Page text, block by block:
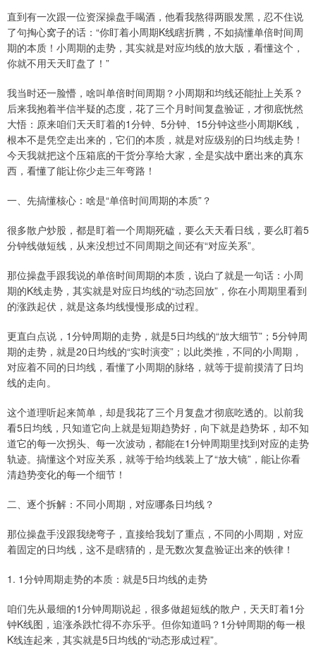
直到有一次跟一位资深操盘手喝酒，他看我熬得两眼发黑，忍不住说
了句掏心窝子的话：“你盯着小周期K线瞎折腾，不如搞懂单倍时间周
期的本质！小周期的走势，其实就是对应均线的放大版，看懂这个，
你就不用天天盯盘了！”
我当时还一脸懵，啥叫单倍时间周期？小周期和均线还能扯上关系？
后来我抱着半信半疑的态度，花了三个月时间复盘验证，才彻底恍然
大悟：原来咱们天天盯着的1分钟、5分钟、15分钟这些小周期K线，
根本不是凭空走出来的，它们的本质，就是对应级别的日均线走势！
今天我就把这个压箱底的干货分享给大家，全是实战中磨出来的真东
西，看懂了能让你少走三年弯路！
一、先搞懂核心：啥是“单倍时间周期的本质”？
很多散户炒股，都是盯着一个周期死磕，要么天天看日线，要么盯着5
分钟线做短线，从来没想过不同周期之间还有“对应关系”。
那位操盘手跟我说的单倍时间周期的本质，说白了就是一句话：小周
期的K线走势，其实就是对应日均线的“动态回放”，你在小周期里看到
的涨跌起伏，就是这条均线慢慢形成的过程。
更直白点说，1分钟周期的走势，就是5日均线的“放大细节”；5分钟周
期的走势，就是20日均线的“实时演变”；以此类推，不同的小周期，
对应着不同的日均线，看懂了小周期的脉络，就等于提前摸清了日均
线的走向。
这个道理听起来简单，却是我花了三个月复盘才彻底吃透的。以前我
看5日均线，只知道它向上就是短期趋势好，向下就是趋势坏，却不知
道它的每一次拐头、每一次波动，都能在1分钟周期里找到对应的走势
轨迹。搞懂这个对应关系，就等于给均线装上了“放大镜”，能让你看
清趋势变化的每一个细节！
二、逐个拆解：不同小周期，对应哪条日均线？
那位操盘手没跟我绕弯子，直接给我划了重点，不同的小周期，对应
着固定的日均线，这不是瞎猜的，是无数次复盘验证出来的铁律！
1. 1分钟周期走势的本质：就是5日均线的走势
咱们先从最细的1分钟周期说起，很多做超短线的散户，天天盯着1分
钟K线图，追涨杀跌忙得不亦乐乎。但你知道吗？1分钟周期的每一根
K线连起来，其实就是5日均线的“动态形成过程”。